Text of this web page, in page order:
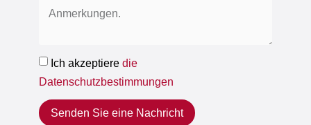
Ich akzeptieredie
Datenschutzbestimmungen
Senden Sie eine Nachricht